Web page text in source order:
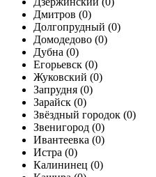
Дмитров (0)
Долгопрудный (0)
Домодедово (0)
Дубна (0)
Егорьевск (0)
Жуковский (0)
Запрудня (0)
Зарайск (0)
Звёздный городок (0)
Звенигород (0)
Ивантеевка (0)
Истра (0)
Калининец (0)